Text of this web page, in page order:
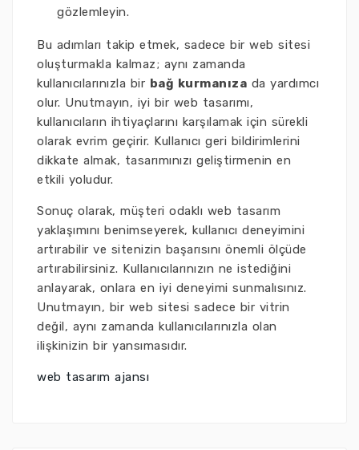
gözlemleyin.
Bu adımları takip etmek, sadece bir web sitesi
oluşturmakla kalmaz; aynı zamanda
kullanıcılarınızla bir bağ kurmanıza da yardımcı
olur. Unutmayın, iyi bir web tasarımı,
kullanıcıların ihtiyaçlarını karşılamak için sürekli
olarak evrim geçirir. Kullanıcı geri bildirimlerini
dikkate almak, tasarımınızı geliştirmenin en
etkili yoludur.
Sonuç olarak, müşteri odaklı web tasarım
yaklaşımını benimseyerek, kullanıcı deneyimini
artırabilir ve sitenizin başarısını önemli ölçüde
artırabilirsiniz. Kullanıcılarınızın ne istediğini
anlayarak, onlara en iyi deneyimi sunmalısınız.
Unutmayın, bir web sitesi sadece bir vitrin
değil, aynı zamanda kullanıcılarınızla olan
ilişkinizin bir yansımasıdır.
web tasarım ajansı